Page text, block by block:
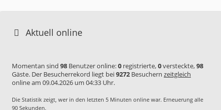
Aktuell online
Momentan sind 98 Benutzer online:0 registrierte,0versteckte,98
Gäste. Der Besucherrekord liegt bei9272 Besuchern zeitgleich
online am 09.04.2026 um 04:33 Uhr.
Die Statistik zeigt, wer in den letzten 5 Minuten online war. Erneuerung alle
90 Sekunden.